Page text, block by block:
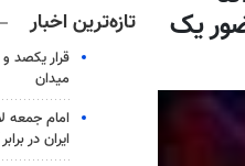
یک تازه‌ترین اخبار
قرار یکصد
میدان
امام جمعه
ایران در